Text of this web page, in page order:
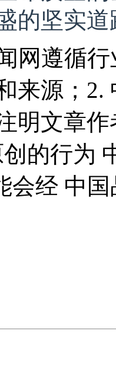
的坚实
网遵循
来源；
明文章
的行为
会经 中